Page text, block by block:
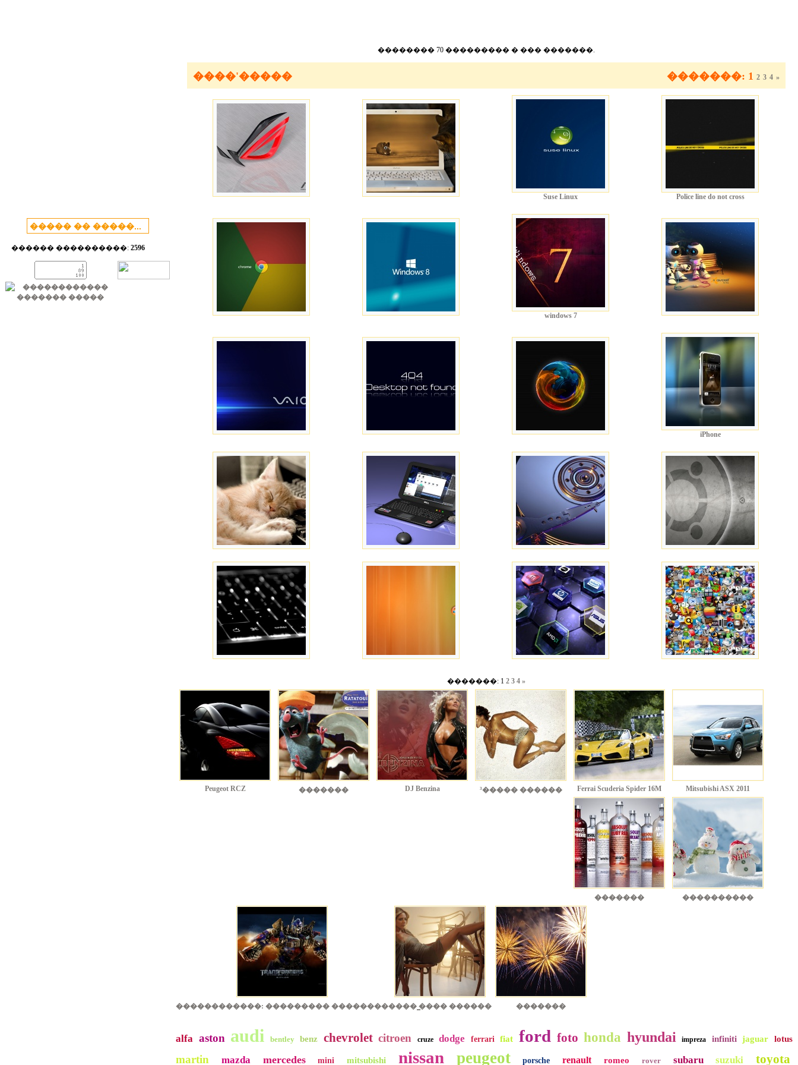
������ ����������: 2596
�������� 70 ��������� � ��� �������.
����'����� �������: 1 2 3 4 »
Suse Linux Police line do not cross
windows 7
iPhone
�������: 1 2 3 4 »
Peugeot RCZ ������� DJ Benzina ³����� ������ Ferrai Scuderia Spider 16M Mitsubishi ASX 2011
������� ����������
������������: ��������� ������������ ̳���� ������ �������
alfa aston audi bentley benz chevrolet citroen cruze dodge ferrari fiat ford foto honda hyundai impreza infiniti jaguar lotus
martin mazda mercedes mini mitsubishi nissan peugeot porsche renault romeo rover subaru suzuki toyota